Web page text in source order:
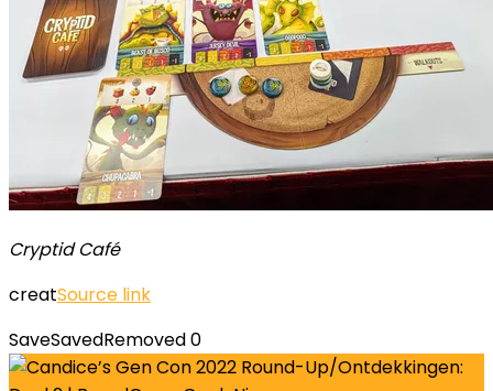
Cryptid Café
creatSource link
SaveSavedRemoved0